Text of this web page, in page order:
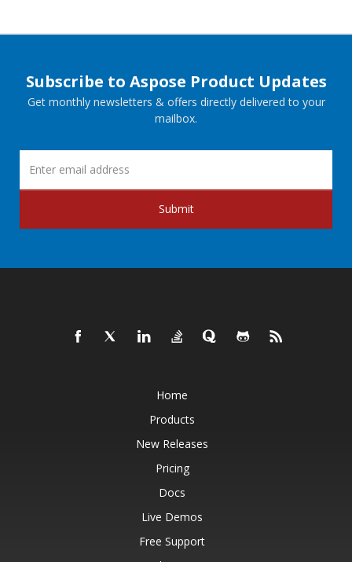
Subscribe to Aspose Product Updates
Get monthly newsletters & offers directly delivered to your
mailbox.
Submit
Home
Products
New Releases
Pricing
Docs
Live Demos
Free Support